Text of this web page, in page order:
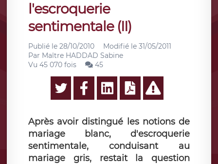
l'escroquerie
sentimentale (II)
Publié le 28/10/2010 Modifié le 31/05/2011
Par Maître HADDAD Sabine
Vu 45 070 fois
45
Après avoir distingué les notions de
mariage blanc, d'escroquerie
sentimentale, conduisant au
mariage gris, restait la question